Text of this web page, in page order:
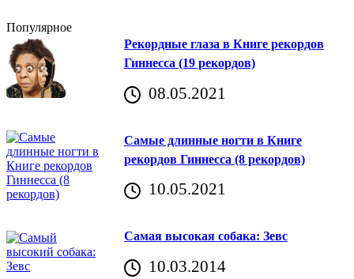
Популярное
Рекордные глаза в Книге рекордов
Гиннесса (19 рекордов)
08.05.2021
Самые длинные ногти в Книге
рекордов Гиннесса (8 рекордов)
10.05.2021
Самая высокая собака: Зевс
10.03.2014